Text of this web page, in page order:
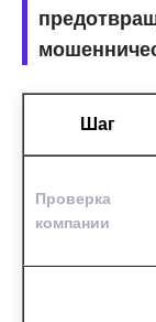
Шаг
Проверка
компании